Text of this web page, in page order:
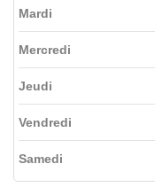
Mardi
Mercredi
Jeudi
Vendredi
Samedi